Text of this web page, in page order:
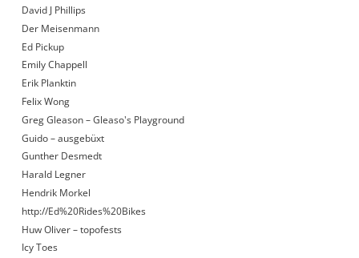
David J Phillips
Der Meisenmann
Ed Pickup
Emily Chappell
Erik Planktin
Felix Wong
Greg Gleason – Gleaso's Playground
Guido – ausgebüxt
Gunther Desmedt
Harald Legner
Hendrik Morkel
http://Ed%20Rides%20Bikes
Huw Oliver – topofests
Icy Toes